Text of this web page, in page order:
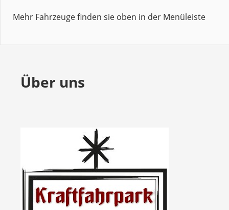
Mehr Fahrzeuge finden sie oben in der Menüleiste
Über uns